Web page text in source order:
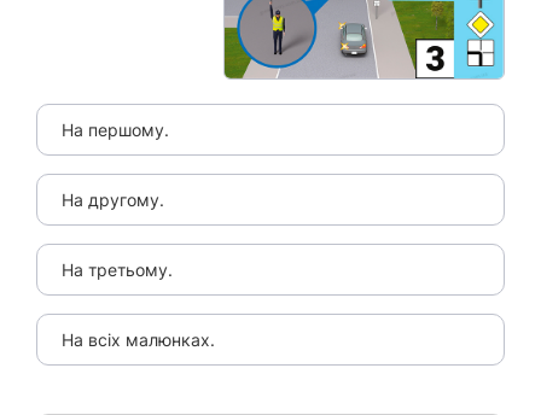
На першому.
На другому.
На третьому.
На всіх малюнках.